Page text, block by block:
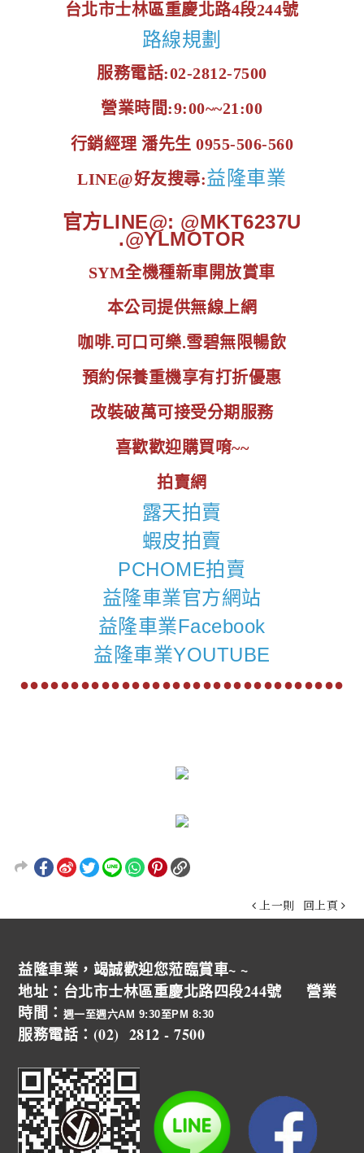
台北市士林區重慶北路4段244號
路線規劃
服務電話:02-2812-7500
營業時間:9:00~~21:00
行銷經理 潘先生 0955-506-560
LINE@好友搜尋:益隆車業
官方LINE@: @MKT6237U
.@YLMOTOR
SYM全機種新車開放賞車
本公司提供無線上網
咖啡.可口可樂.雪碧無限暢飲
預約保養重機享有打折優惠
改裝破萬可接受分期服務
喜歡歡迎購買唷~~
拍賣網
露天拍賣
蝦皮拍賣
PCHOME拍賣
益隆車業官方網站
益隆車業Facebook
益隆車業YOUTUBE
●●●●●●●●●●●●●●●●●●●●●●●●●●●●●●●●
上一則 回上頁
益隆車業，竭誠歡迎您蒞臨賞車~ ~
地址：台北市士林區重慶北路四段244號 營業
時間： 週一至週六AM 9:30至PM 8:30
服務電話：(02) 2812 - 7500